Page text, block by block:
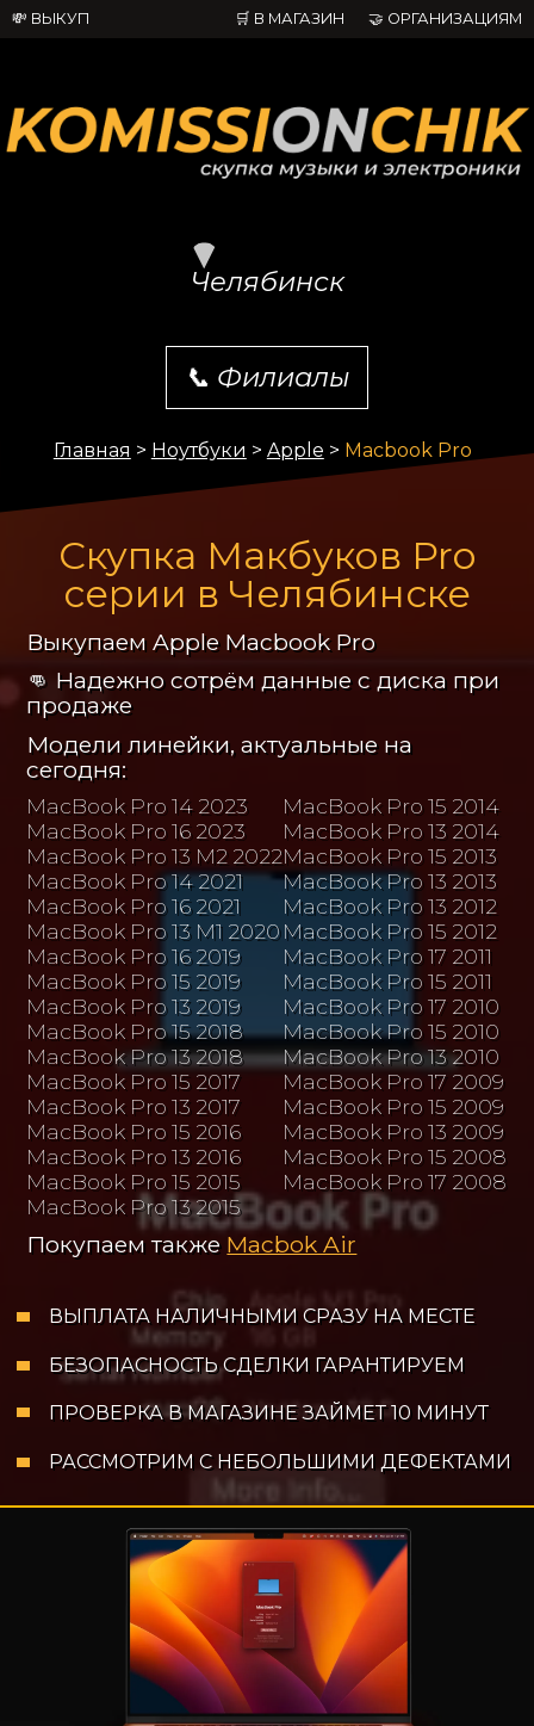
💸 ВЫКУП 🛒 В МАГАЗИН 🤝 ОРГАНИЗАЦИЯМ
Челябинск
📞 Филиалы
Главная > Ноутбуки > Apple > Macbook Pro
Скупка Макбуков Pro
серии в Челябинске
Выкупаем Apple Macbook Pro
👊 Надежно сотрём данные с диска при
продаже
Модели линейки, актуальные на
сегодня:
MacBook Pro 14 2023
MacBook Pro 16 2023
MacBook Pro 13 M2 2022
MacBook Pro 14 2021
MacBook Pro 16 2021
MacBook Pro 13 M1 2020
MacBook Pro 16 2019
MacBook Pro 15 2019
MacBook Pro 13 2019
MacBook Pro 15 2018
MacBook Pro 13 2018
MacBook Pro 15 2017
MacBook Pro 13 2017
MacBook Pro 15 2016
MacBook Pro 13 2016
MacBook Pro 15 2015
MacBook Pro 13 2015
MacBook Pro 15 2014
MacBook Pro 13 2014
MacBook Pro 15 2013
MacBook Pro 13 2013
MacBook Pro 13 2012
MacBook Pro 15 2012
MacBook Pro 17 2011
MacBook Pro 15 2011
MacBook Pro 17 2010
MacBook Pro 15 2010
MacBook Pro 13 2010
MacBook Pro 17 2009
MacBook Pro 15 2009
MacBook Pro 13 2009
MacBook Pro 15 2008
MacBook Pro 17 2008
Покупаем также Macbok Air
ВЫПЛАТА НАЛИЧНЫМИ СРАЗУ НА МЕСТЕ
БЕЗОПАСНОСТЬ СДЕЛКИ ГАРАНТИРУЕМ
ПРОВЕРКА В МАГАЗИНЕ ЗАЙМЕТ 10 МИНУТ
РАССМОТРИМ С НЕБОЛЬШИМИ ДЕФЕКТАМИ